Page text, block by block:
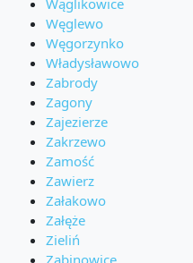
Wąglikowice
Węglewo
Węgorzynko
Władysławowo
Zabrody
Zagony
Zajezierze
Zakrzewo
Zamość
Zawierz
Załakowo
Załęże
Zieliń